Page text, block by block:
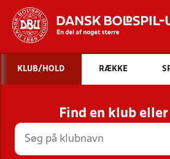
STILLINGER,
HOLD
KLUB/HOLD RÆKKE
Find en klub